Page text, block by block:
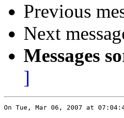
Previous
Next
Messages
]
On Tue, Mar 06, 2007 at